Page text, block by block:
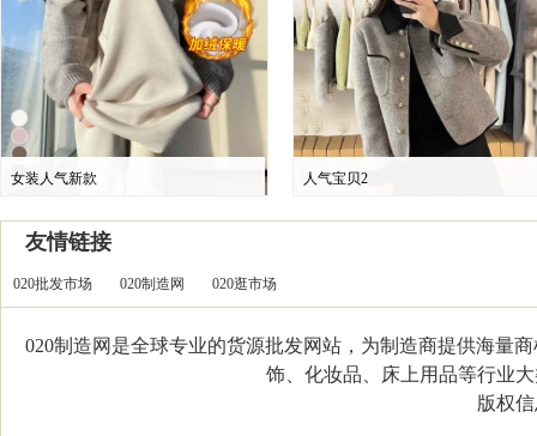
女装人气新款 人气宝贝2
友情链接
020批发市场 020制造网 020逛市场
020制造网是全球专业的货源批发网站，为制造商提供海量
饰、化妆品、床上用品等行业
版权信